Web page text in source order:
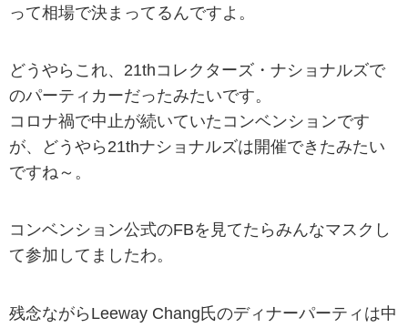
って相場で決まってるんですよ。
どうやらこれ、21thコレクターズ・ナショナルズで
のパーティカーだったみたいです。
コロナ禍で中止が続いていたコンベンションです
が、どうやら21thナショナルズは開催できたみたい
ですね～。
コンベンション公式のFBを見てたらみんなマスクし
て参加してましたわ。
残念ながらLeeway Chang氏のディナーパーティは中